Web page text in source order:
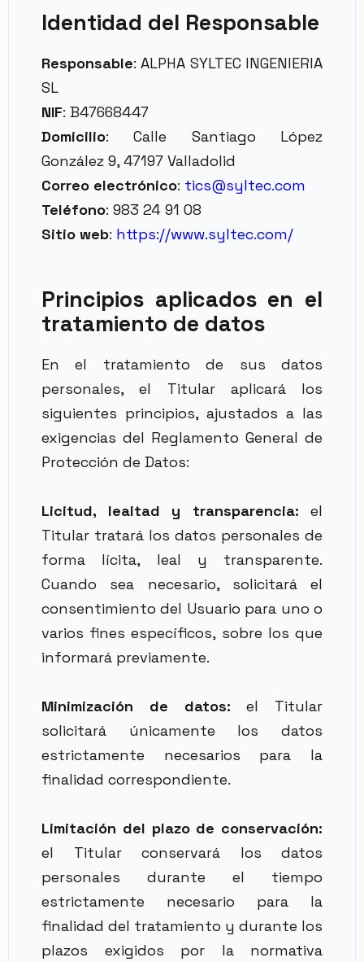
Identidad del Responsable
Responsable: ALPHA SYLTEC INGENIERIA
SL
NIF: B47668447
Domicilio: Calle Santiago López
González 9, 47197 Valladolid
Correo electrónico: tics@syltec.com
Teléfono: 983 24 91 08
Sitio web: https://www.syltec.com/
Principios aplicados en el
tratamiento de datos
En el tratamiento de sus datos
personales, el Titular aplicará los
siguientes principios, ajustados a las
exigencias del Reglamento General de
Protección de Datos:
Licitud, lealtad y transparencia: el
Titular tratará los datos personales de
forma lícita, leal y transparente.
Cuando sea necesario, solicitará el
consentimiento del Usuario para uno o
varios fines específicos, sobre los que
informará previamente.
Minimización de datos: el Titular
solicitará únicamente los datos
estrictamente necesarios para la
finalidad correspondiente.
Limitación del plazo de conservación:
el Titular conservará los datos
personales durante el tiempo
estrictamente necesario para la
finalidad del tratamiento y durante los
plazos exigidos por la normativa